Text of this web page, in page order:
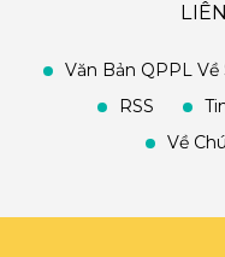
Văn Bản QPPL Về
RSS
Về